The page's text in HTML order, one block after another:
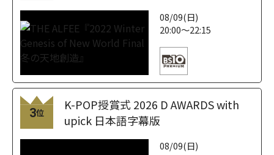
08/09(日)
20:00～22:15
3位
K-POP授賞式 2026 D AWARDS with
upick 日本語字幕版
08/09(日)